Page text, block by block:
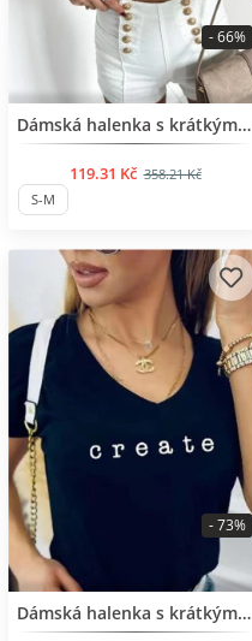
BESTSELLERDámská halenka s krátkým rukávem
119.31 Kč 358.21 Kč
- 66%
S-M
BESTSELLERDámská halenka s krátkým rukávem
- 73%